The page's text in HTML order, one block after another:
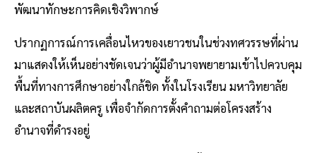
พัฒนาทักษะการคิดเชิงวิพากษ์
ปรากฏการณ์การเคลื่อนไหวของเยาวชนในช่วงทศวรรษที่ผ่าน
มาแสดงให้เห็นอย่างชัดเจนว่าผู้มีอำนาจพยายามเข้าไปควบคุม
พื้นที่ทางการศึกษาอย่างใกล้ชิด ทั้งในโรงเรียน มหาวิทยาลัย
และสถาบันผลิตครู เพื่อจำกัดการตั้งคำถามต่อโครงสร้าง
อำนาจที่ดำรงอยู่